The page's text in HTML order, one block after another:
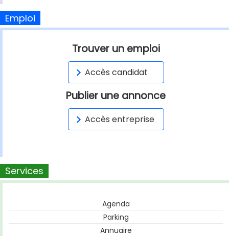
Emploi
Trouver un emploi
Accès candidat
Publier une annonce
Accès entreprise
Services
Agenda
Parking
Annuaire